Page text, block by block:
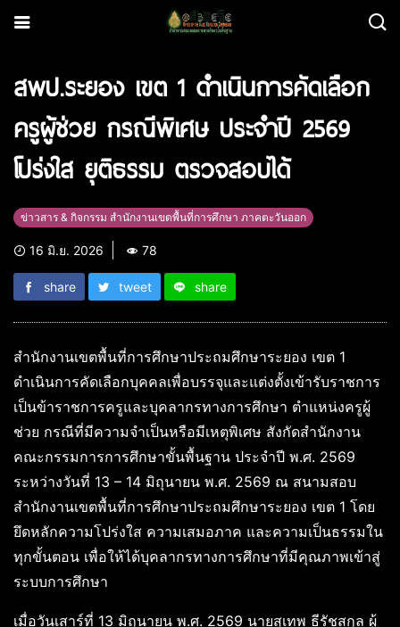
สพป.ระยอง เขต 1 ดำเนินการคัดเลือก
ครูผู้ช่วย กรณีพิเศษ ประจำปี 2569
โปร่งใส ยุติธรรม ตรวจสอบได้
ข่าวสาร & กิจกรรม สำนักงานเขตพื้นที่การศึกษา ภาคตะวันออก
16 มิ.ย. 2026 78
share tweet share
สำนักงานเขตพื้นที่การศึกษาประถมศึกษาระยอง เขต 1
ดำเนินการคัดเลือกบุคคลเพื่อบรรจุและแต่งตั้งเข้ารับราชการ
เป็นข้าราชการครูและบุคลากรทางการศึกษา ตำแหน่งครูผู้
ช่วย กรณีที่มีความจำเป็นหรือมีเหตุพิเศษ สังกัดสำนักงาน
คณะกรรมการการศึกษาขั้นพื้นฐาน ประจำปี พ.ศ. 2569
ระหว่างวันที่ 13 – 14 มิถุนายน พ.ศ. 2569 ณ สนามสอบ
สำนักงานเขตพื้นที่การศึกษาประถมศึกษาระยอง เขต 1 โดย
ยึดหลักความโปร่งใส ความเสมอภาค และความเป็นธรรมใน
ทุกขั้นตอน เพื่อให้ได้บุคลากรทางการศึกษาที่มีคุณภาพเข้าสู่
ระบบการศึกษา
เมื่อวันเสาร์ที่ 13 มิถุนายน พ.ศ. 2569 นายสุเทพ ธีรัชสกุล ผู้